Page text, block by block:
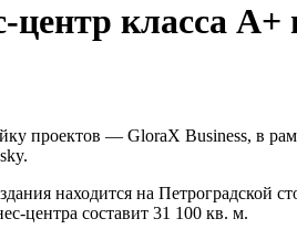
центр класса
проектов — GloraX Business, в
находится на Петроградской
центра составит 31 100 кв. м.